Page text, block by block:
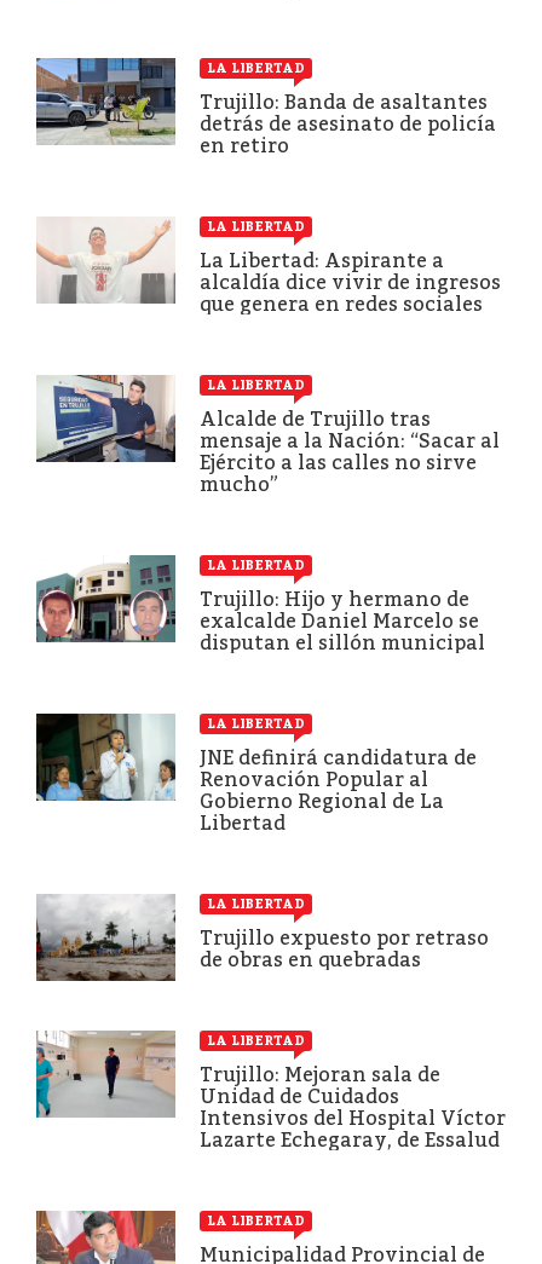
LA LIBERTAD
Trujillo: Banda de asaltantes
detrás de asesinato de policía
en retiro
LA LIBERTAD
La Libertad: Aspirante a
alcaldía dice vivir de ingresos
que genera en redes sociales
LA LIBERTAD
Alcalde de Trujillo tras
mensaje a la Nación: “Sacar al
Ejército a las calles no sirve
mucho”
LA LIBERTAD
Trujillo: Hijo y hermano de
exalcalde Daniel Marcelo se
disputan el sillón municipal
LA LIBERTAD
JNE definirá candidatura de
Renovación Popular al
Gobierno Regional de La
Libertad
LA LIBERTAD
Trujillo expuesto por retraso
de obras en quebradas
LA LIBERTAD
Trujillo: Mejoran sala de
Unidad de Cuidados
Intensivos del Hospital Víctor
Lazarte Echegaray, de Essalud
LA LIBERTAD
Municipalidad Provincial de